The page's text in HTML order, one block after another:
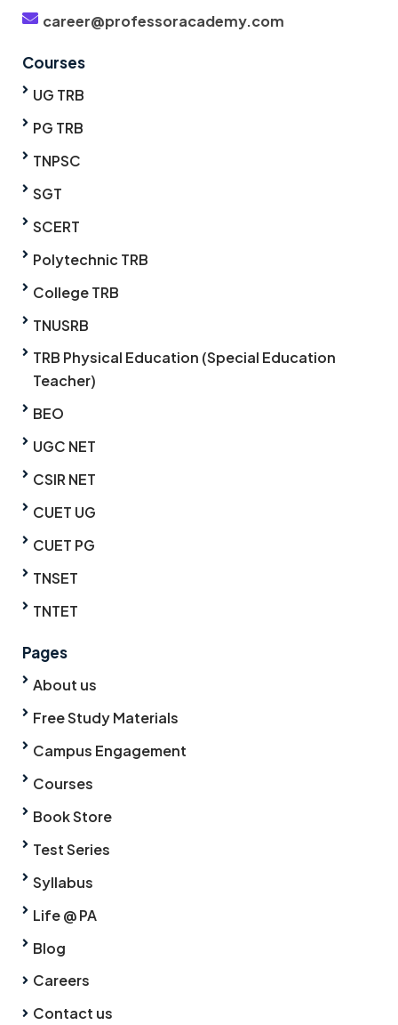
career@professoracademy.com
Courses
UG TRB
PG TRB
TNPSC
SGT
SCERT
Polytechnic TRB
College TRB
TNUSRB
TRB Physical Education (Special Education
Teacher)
BEO
UGC NET
CSIR NET
CUET UG
CUET PG
TNSET
TNTET
Pages
About us
Free Study Materials
Campus Engagement
Courses
Book Store
Test Series
Syllabus
Life @ PA
Blog
Careers
Contact us